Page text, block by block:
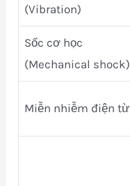
(Vibration)
Sốc cơ học
(Mechanical shock)
Miễn nhiễm điện từ